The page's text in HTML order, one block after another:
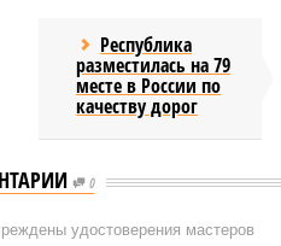
Республика
разместилась на 79
месте в России по
качеству дорог
0
удостоверения мастеров